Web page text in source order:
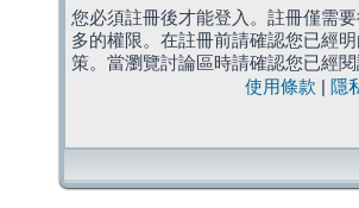
您必須註冊後才能登入。註冊僅需
多的權限。在註冊前請確認您已經
策。當瀏覽討論區時請確認您已經閱
使用條款
隱